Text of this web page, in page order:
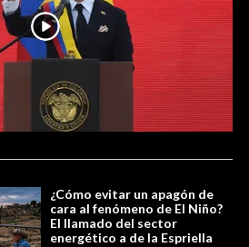
¿Cómo evitar un apagón de
cara al fenómeno de El Niño?
El llamado del sector
energético a de la Espriella